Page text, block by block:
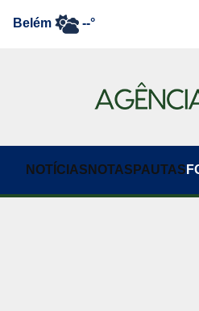
Belém --°
NOTÍCIAS NOTAS PAUTAS